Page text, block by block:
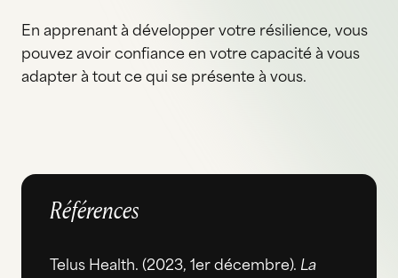
En apprenant à développer votre résilience, vous
pouvez avoir confiance en votre capacité à vous
adapter à tout ce qui se présente à vous.
Références
Telus Health. (2023, 1er décembre). La